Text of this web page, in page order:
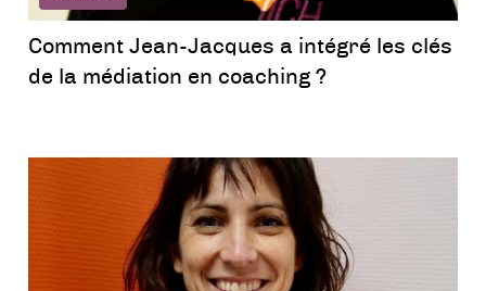
Comment Jean-Jacques a intégré les clés
de la médiation en coaching ?